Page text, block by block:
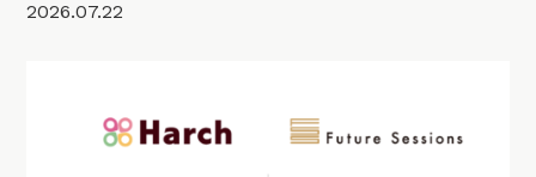
2026.07.22